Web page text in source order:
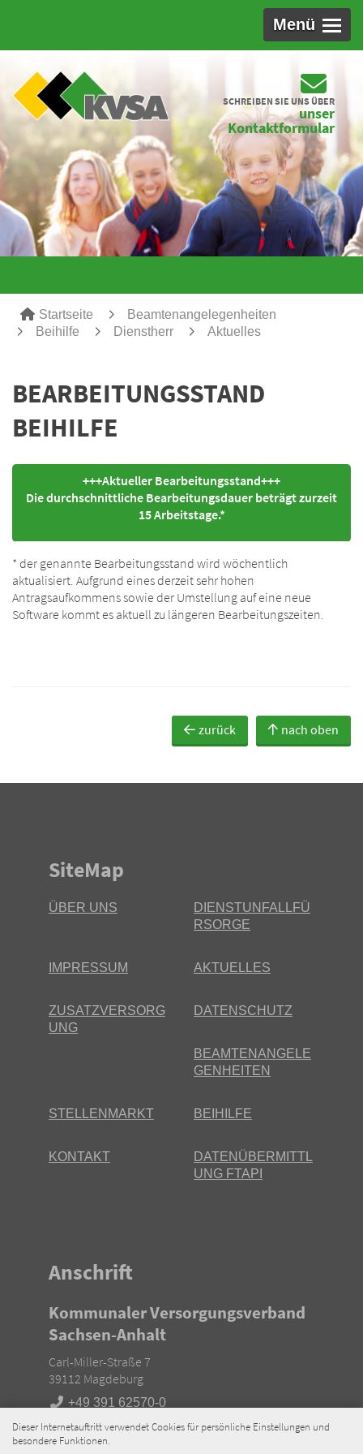
Dieser Internetauftritt verwendet Cookies für persönliche Einstellungen und
besondere Funktionen.
Menü
SCHREIBEN SIE UNS ÜBER
unser
Kontaktformular
Startseite
Beamtenangelegenheiten
Beihilfe
Dienstherr Aktuelles
BEARBEITUNGSSTAND
BEIHILFE
+++Aktueller Bearbeitungsstand+++
Die durchschnittliche Bearbeitungsdauer beträgt zurzeit
15 Arbeitstage.*
* der genannte Bearbeitungsstand wird wöchentlich
aktualisiert. Aufgrund eines derzeit sehr hohen
Antragsaufkommens sowie der Umstellung auf eine neue
Software kommt es aktuell zu längeren Bearbeitungszeiten.
zurück nach oben
SiteMap
ÜBER UNS
DIENSTUNFALLFÜ
RSORGE
IMPRESSUM AKTUELLES
ZUSATZVERSORG
UNG
DATENSCHUTZ
BEAMTENANGELE
GENHEITEN
STELLENMARKT BEIHILFE
KONTAKT
DATENÜBERMITTL
UNG FTAPI
Anschrift
Kommunaler Versorgungsverband
Sachsen-Anhalt
Carl-Miller-Straße 7
39112 Magdeburg
+49 391 62570-0
Kontaktformular nutzen